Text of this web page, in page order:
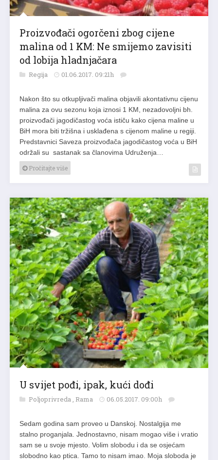
Proizvođači ogorčeni zbog cijene
malina od 1 KM: Ne smijemo zavisiti
od lobija hladnjačara
Regija 01.06.2017. 09:21h
Nakon što su otkupljivači malina objavili akontativnu cijenu
malina za ovu sezonu koja iznosi 1 KM, nezadovoljni bh.
proizvođači jagodičastog voća ističu kako cijena maline u
BiH mora biti tržišna i usklađena s cijenom maline u regiji.
Predstavnici Saveza proizvođača jagodičastog voća u BiH
održali su sastanak sa članovima Udruženja…
Pročitajte više
U svijet pođi, ipak, kući dođi
Poljoprivreda Rama 06.05.2017. 09:00h
Sedam godina sam proveo u Danskoj. Nostalgija me
stalno proganjala. Jednostavno, nisam mogao više i vratio
sam se u svoje mjesto. Volim slobodu i da se osjećam
slobodno kao ptica. Tamo to nisam imao. Moja sloboda je